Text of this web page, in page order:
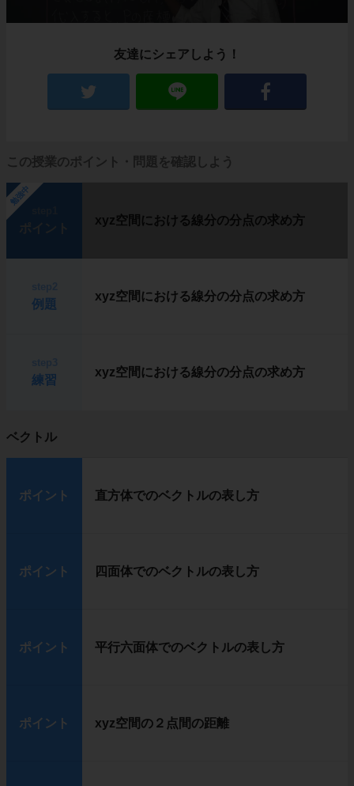
友達にシェアしよう！
この授業のポイント・問題を確認しよう
勉強中
xyz空間における線分の分点の求め方
例題
xyz空間における線分の分点の求め方
練習
xyz空間における線分の分点の求め方
ベクトル
ポイント 直方体でのベクトルの表し方
ポイント 四面体でのベクトルの表し方
ポイント 平行六面体でのベクトルの表し方
ポイント xyz空間の２点間の距離